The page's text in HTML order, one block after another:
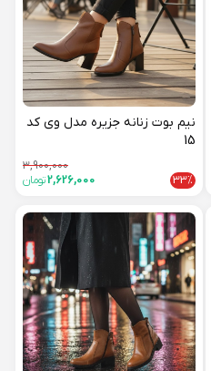
نیم بوت زنانه جزیره مدل وی کد
15
3,900,000
33%
2,626,000تومان